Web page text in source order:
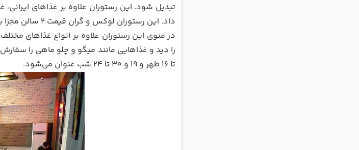
تبدیل شود. این رستوران علاوه بر غذاهای
داد. این رستوران لوکس و گران قیمت 2 سالن مجزا با معماری‌های متفاوت دارد؛ و یکی از سالن‌های پذیرایی آن نیز در فضای آزاد واقع شده است.
در منوی این رستوران علاوه بر انواع غذاهای
را دید و غذاهایی مانند میگو و چلو ماهی را
تا 16 ظهر و 19 و 30 تا 24 شب عنوان می‌شود.